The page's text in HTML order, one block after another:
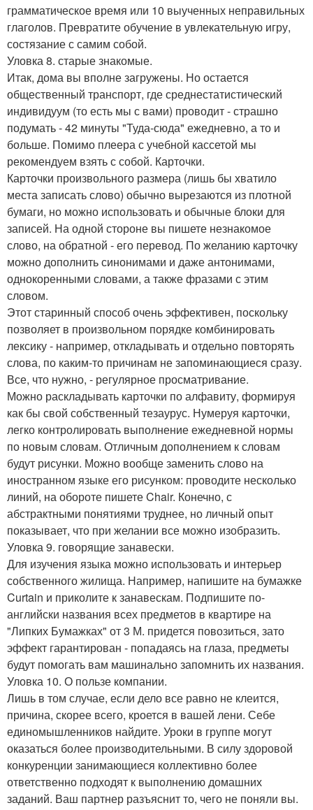
грамматическое время или 10 выученных неправильных
глаголов. Превратите обучение в увлекательную игру,
состязание с самим собой.
Уловка 8. старые знакомые.
Итак, дома вы вполне загружены. Но остается
общественный транспорт, где среднестатистический
индивидуум (то есть мы с вами) проводит - страшно
подумать - 42 минуты "Туда-сюда" ежедневно, а то и
больше. Помимо плеера с учебной кассетой мы
рекомендуем взять с собой. Карточки.
Карточки произвольного размера (лишь бы хватило
места записать слово) обычно вырезаются из плотной
бумаги, но можно использовать и обычные блоки для
записей. На одной стороне вы пишете незнакомое
слово, на обратной - его перевод. По желанию карточку
можно дополнить синонимами и даже антонимами,
однокоренными словами, а также фразами с этим
словом.
Этот старинный способ очень эффективен, поскольку
позволяет в произвольном порядке комбинировать
лексику - например, откладывать и отдельно повторять
слова, по каким-то причинам не запоминающиеся сразу.
Все, что нужно, - регулярное просматривание.
Можно раскладывать карточки по алфавиту, формируя
как бы свой собственный тезаурус. Нумеруя карточки,
легко контролировать выполнение ежедневной нормы
по новым словам. Отличным дополнением к словам
будут рисунки. Можно вообще заменить слово на
иностранном языке его рисунком: проводите несколько
линий, на обороте пишете Chair. Конечно, с
абстрактными понятиями труднее, но личный опыт
показывает, что при желании все можно изобразить.
Уловка 9. говорящие занавески.
Для изучения языка можно использовать и интерьер
собственного жилища. Например, напишите на бумажке
Curtain и приколите к занавескам. Подпишите по-
английски названия всех предметов в квартире на
"Липких Бумажках" от 3 М. придется повозиться, зато
эффект гарантирован - попадаясь на глаза, предметы
будут помогать вам машинально запомнить их названия.
Уловка 10. О пользе компании.
Лишь в том случае, если дело все равно не клеится,
причина, скорее всего, кроется в вашей лени. Себе
единомышленников найдите. Уроки в группе могут
оказаться более производительными. В силу здоровой
конкуренции занимающиеся коллективно более
ответственно подходят к выполнению домашних
заданий. Ваш партнер разъяснит то, чего не поняли вы.